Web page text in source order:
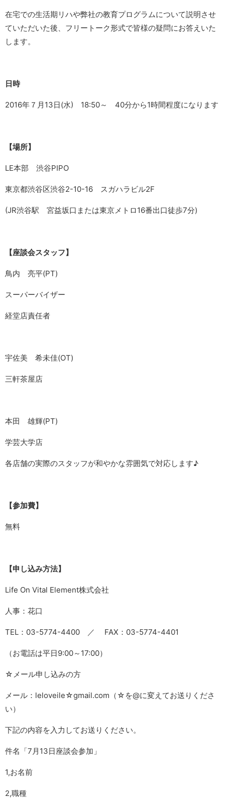
在宅での生活期リハや弊社の教育プログラムについて説明させ
ていただいた後、フリートーク形式で皆様の疑問にお答えいた
します。
日時
2016年７月13日(水) 18:50～ 40分から1時間程度になります
【場所】
LE本部 渋谷PIPO
東京都渋谷区渋谷2-10-16 スガハラビル2F
(JR渋谷駅 宮益坂口または東京メトロ16番出口徒歩7分)
【座談会スタッフ】
鳥内 亮平(PT)
スーパーバイザー
経堂店責任者
宇佐美 希未佳(OT)
三軒茶屋店
本田 雄輝(PT)
学芸大学店
各店舗の実際のスタッフが和やかな雰囲気で対応します♪
【参加費】
無料
【申し込み方法】
Life On Vital Element株式会社
人事：花口
TEL：03-5774-4400 ／ FAX：03-5774-4401
（お電話は平日9:00～17:00）
☆メール申し込みの方
メール：leloveile☆gmail.com（☆を@に変えてお送りくださ
い）
下記の内容を入力してお送りください。
件名「7月13日座談会参加」
1,お名前
2,職種